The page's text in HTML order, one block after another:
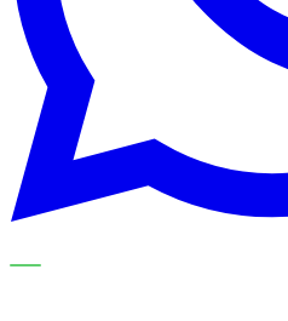
ÉTAPE ET LE TRADUISENT